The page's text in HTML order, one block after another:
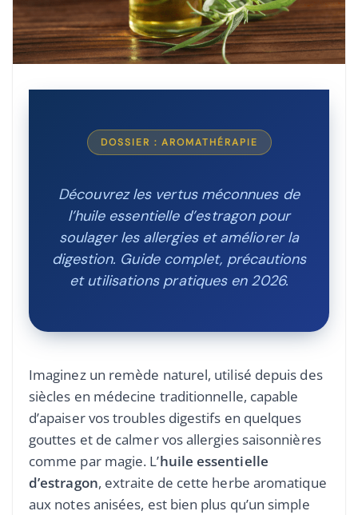
DOSSIER : AROMATHÉRAPIE
Découvrez les vertus méconnues de
l’huile essentielle d’estragon pour
soulager les allergies et améliorer la
digestion. Guide complet, précautions
et utilisations pratiques en 2026.
Imaginez un remède naturel, utilisé depuis des
siècles en médecine traditionnelle, capable
d’apaiser vos troubles digestifs en quelques
gouttes et de calmer vos allergies saisonnières
comme par magie. L’huile essentielle
d’estragon, extraite de cette herbe aromatique
aux notes anisées, est bien plus qu’un simple